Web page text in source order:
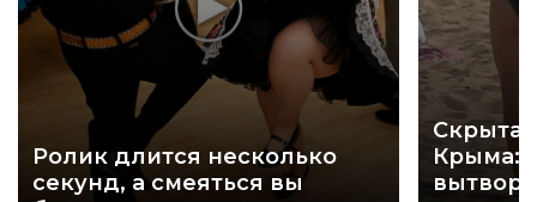
Ролик длится несколько
секунд, а смеяться вы
Крыма: